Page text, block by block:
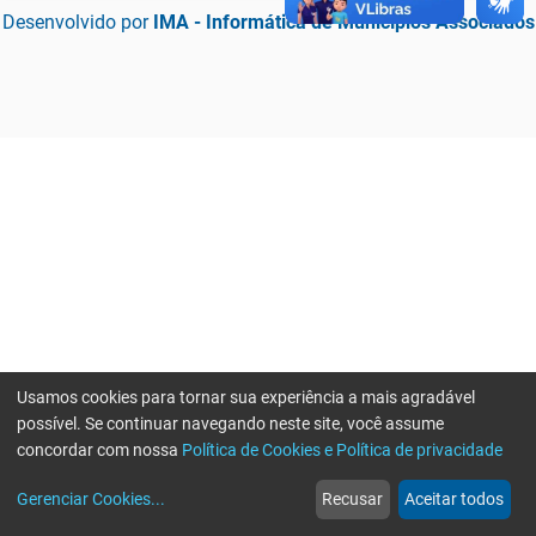
Desenvolvido por IMA - Informática de Municípios Associados
web
Notícias
more_horiz
Mais
Usamos cookies para tornar sua experiência a mais agradável
possível. Se continuar navegando neste site, você assume
concordar com nossa Política de Cookies e Política de privacidade
Gerenciar Cookies... Recusar Aceitar todos
Erro ao enviar informações, por favor tente novamente